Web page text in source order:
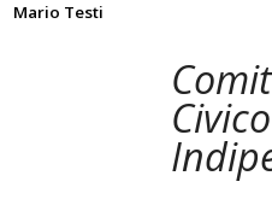
Mario Testi
Civico